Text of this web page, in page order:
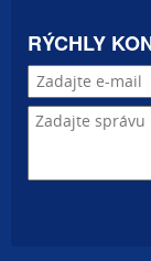
RÝCHLY